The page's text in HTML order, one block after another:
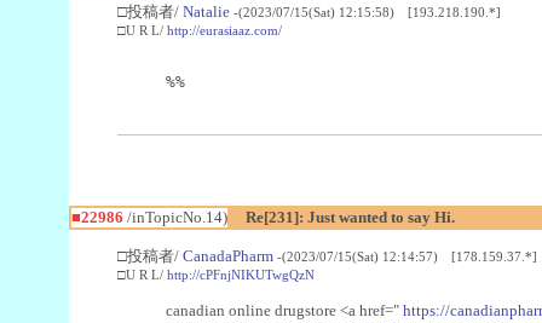
□投稿者/ Natalie -(2023/07/15(Sat) 12:15:58) [193.218.190.*]
□U R L/ http://eurasiaaz.com/
%%
■22986 /inTopicNo.14) Re[231]: Just wanted to say Hi.
□投稿者/ CanadaPharm -(2023/07/15(Sat) 12:14:57) [178.159.37.*]
□U R L/ http://cPFnjNIKUTwgQzN
canadian online drugstore <a href=" https://